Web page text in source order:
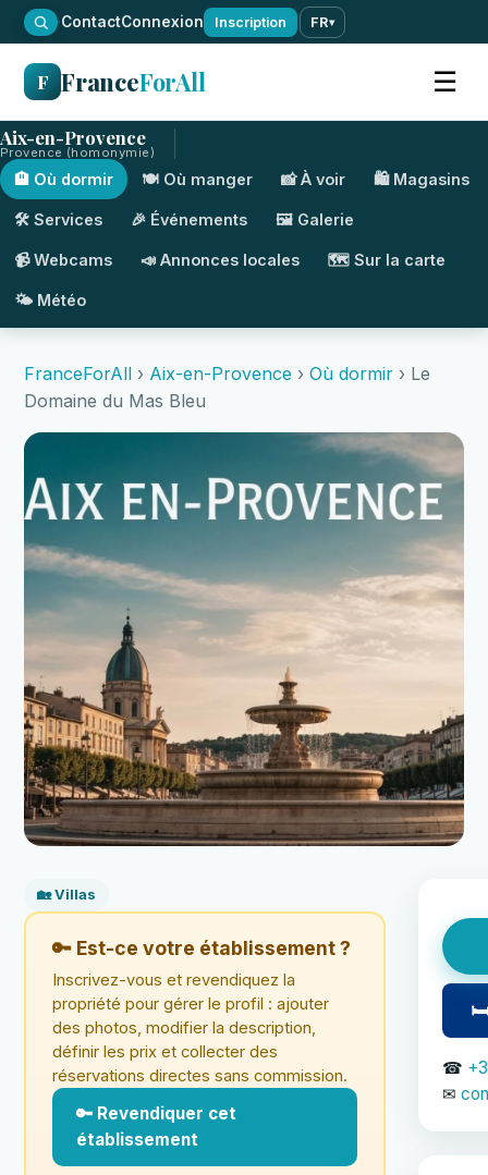
·ContactConnexion Inscription FR▾
F FranceForAll ☰
Aix-en-Provence
Provence (homonymie)
🏨 Où dormir 🍽️ Où manger 📸 À voir 🛍️ Magasins
🛠️ Services 🎉 Événements 🖼️ Galerie
📹 Webcams 📣 Annonces locales 🗺️ Sur la carte
🌤️ Météo
FranceForAll › Aix-en-Provence › Où dormir › Le
Domaine du Mas Bleu
🏡 Villas
🔑 Est-ce votre établissement ?
Inscrivez-vous et revendiquez la
propriété pour gérer le profil : ajouter
des photos, modifier la description,
définir les prix et collecter des
réservations directes sans commission.
🔑 Revendiquer cet
établissement
🛏
☎
✉